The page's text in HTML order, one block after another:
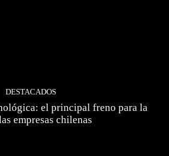
DESTACADOS
el principal freno para la
empresas chilenas